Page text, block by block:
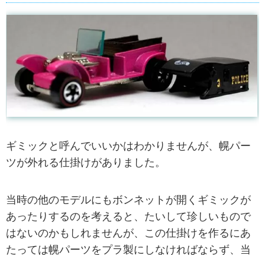
ギミックと呼んでいいかはわかりませんが、幌パー
ツが外れる仕掛けがありました。
当時の他のモデルにもボンネットが開くギミックが
あったりするのを考えると、たいして珍しいもので
はないのかもしれませんが、この仕掛けを作るにあ
たっては幌パーツをプラ製にしなければならず、当